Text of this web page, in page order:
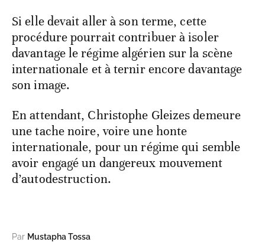
Si elle devait aller à son terme, cette
procédure pourrait contribuer à isoler
davantage le régime algérien sur la scène
internationale et à ternir encore davantage
son image.
En attendant, Christophe Gleizes demeure
une tache noire, voire une honte
internationale, pour un régime qui semble
avoir engagé un dangereux mouvement
d’autodestruction.
Par Mustapha Tossa